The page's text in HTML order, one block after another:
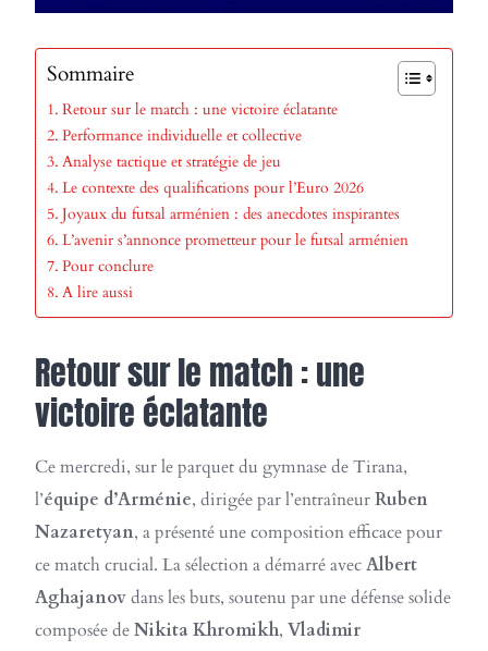
Sommaire
Retour sur le match : une victoire éclatante
Performance individuelle et collective
Analyse tactique et stratégie de jeu
Le contexte des qualifications pour l’Euro 2026
Joyaux du futsal arménien : des anecdotes inspirantes
L’avenir s’annonce prometteur pour le futsal arménien
Pour conclure
A lire aussi
Retour sur le match : une
victoire éclatante
Ce mercredi, sur le parquet du gymnase de Tirana,
l’équipe d’Arménie, dirigée par l’entraîneurRuben
Nazaretyan, a présenté une composition efficace pour
ce match crucial. La sélection a démarré avecAlbert
Aghajanovdans les buts, soutenu par une défense solide
composée deNikita Khromikh, Vladimir